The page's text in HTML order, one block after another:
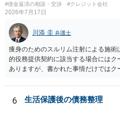
#借金返済の相談・交渉 #クレジット会社
2026年7月17日
川添 圭 弁護士
痩身のためのスルリム注射による施
的役務提供契約に該当する場合には
ありますが、書かれた事情だけでは
か）が不明です。仮に特定継続的役
クーリング・オフができない場合で
も含めて、最寄りの消費生活センタ
6 生活保護後の債務整理